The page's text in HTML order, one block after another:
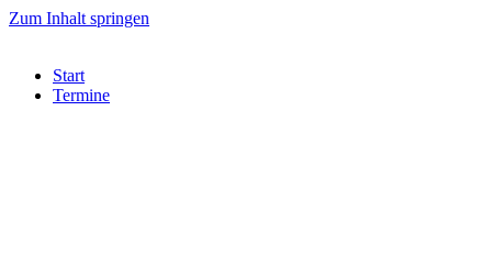
Zum Inhalt springen
Start
Termine